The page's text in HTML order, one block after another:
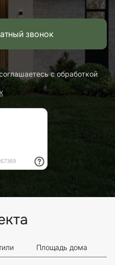
звонок
с обработкой
Площадь дома